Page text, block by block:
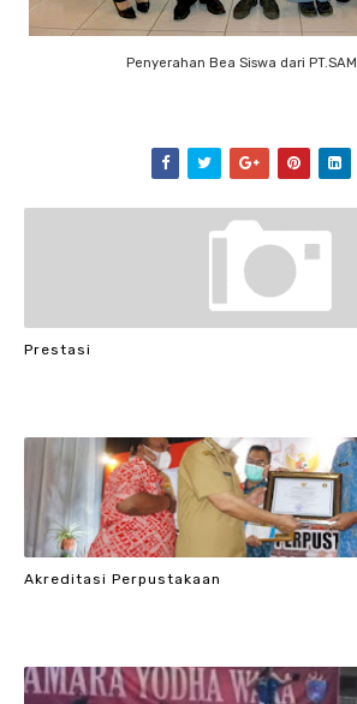
Penyerahan Bea Siswa dari
Prestasi
Akreditasi Perpustakaan